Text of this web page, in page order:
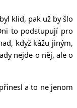
klid, pak už by šlo
to podstupují pro
když kážu jiným,
nejde o něj, ale o
a to ne jenom